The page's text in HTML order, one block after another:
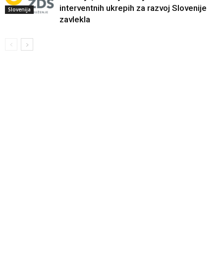
Slovenija
interventnih ukrepih za razvoj Slovenije
zavlekla